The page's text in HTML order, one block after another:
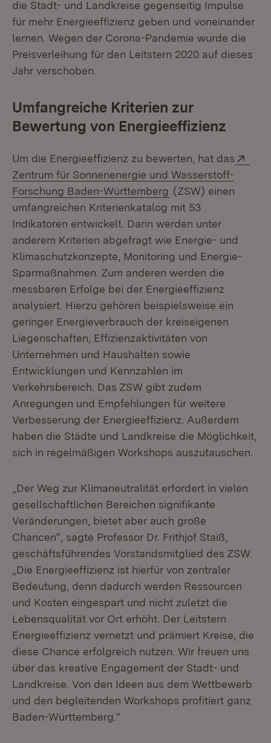
die Stadt- und Landkreise gegenseitig Impulse
für mehr Energieeffizienz geben und voneinander
lernen. Wegen der Corona-Pandemie wurde die
Preisverleihung für den Leitstern 2020 auf dieses
Jahr verschoben.
Umfangreiche Kriterien zur
Bewertung von Energieeffizienz
Um die Energieeffizienz zu bewerten, hat das
Zentrum für Sonnenenergie und Wasserstoff-
Forschung Baden-Württemberg (Öffnet in neuem
(ZSW) einen
umfangreichen Kriterienkatalog mit 53
Indikatoren entwickelt. Darin werden unter
anderem Kriterien abgefragt wie Energie- und
Klimaschutzkonzepte, Monitoring und Energie-
Sparmaßnahmen. Zum anderen werden die
messbaren Erfolge bei der Energieeffizienz
analysiert. Hierzu gehören beispielsweise ein
geringer Energieverbrauch der kreiseigenen
Liegenschaften, Effizienzaktivitäten von
Unternehmen und Haushalten sowie
Entwicklungen und Kennzahlen im
Verkehrsbereich. Das ZSW gibt zudem
Anregungen und Empfehlungen für weitere
Verbesserung der Energieeffizienz. Außerdem
haben die Städte und Landkreise die Möglichkeit,
sich in regelmäßigen Workshops auszutauschen.
„Der Weg zur Klimaneutralität erfordert in vielen
gesellschaftlichen Bereichen signifikante
Veränderungen, bietet aber auch große
Chancen“, sagte Professor Dr. Frithjof Staiß,
geschäftsführendes Vorstandsmitglied des ZSW.
„Die Energieeffizienz ist hierfür von zentraler
Bedeutung, denn dadurch werden Ressourcen
und Kosten eingespart und nicht zuletzt die
Lebensqualität vor Ort erhöht. Der Leitstern
Energieeffizienz vernetzt und prämiert Kreise, die
diese Chance erfolgreich nutzen. Wir freuen uns
über das kreative Engagement der Stadt- und
Landkreise. Von den Ideen aus dem Wettbewerb
und den begleitenden Workshops profitiert ganz
Baden-Württemberg.“